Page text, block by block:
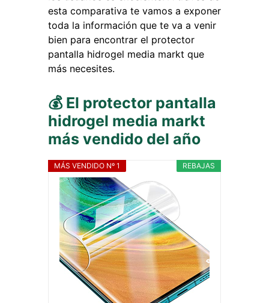
esta comparativa te vamos a exponer
toda la información que te va a venir
bien para encontrar el protector
pantalla hidrogel media markt que
más necesites.
💰 El protector pantalla
hidrogel media markt
más vendido del año
REBAJAS
MÁS VENDIDO Nº 1